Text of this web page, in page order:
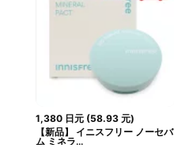
1,380 日元(58.93 元)
【新品】 イニスフリー ノーセバ
ム ミネラ...